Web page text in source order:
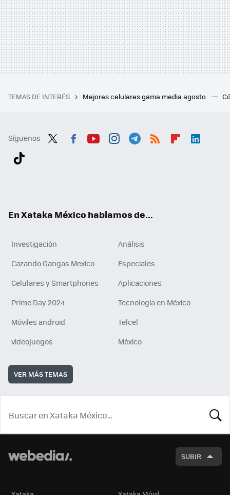
TEMAS DE INTERÉS Mejores celulares gama media agosto
Síguenos
En Xataka México hablamos de...
Investigación
Análisis
Cazando Gangas Mexico
Especiales
Celulares y Smartphones
Aplicaciones
Prime Day 2024
Tecnología en México
Móviles android
Telcel
videojuegos
México
VER MÁS TEMAS
SUBIR